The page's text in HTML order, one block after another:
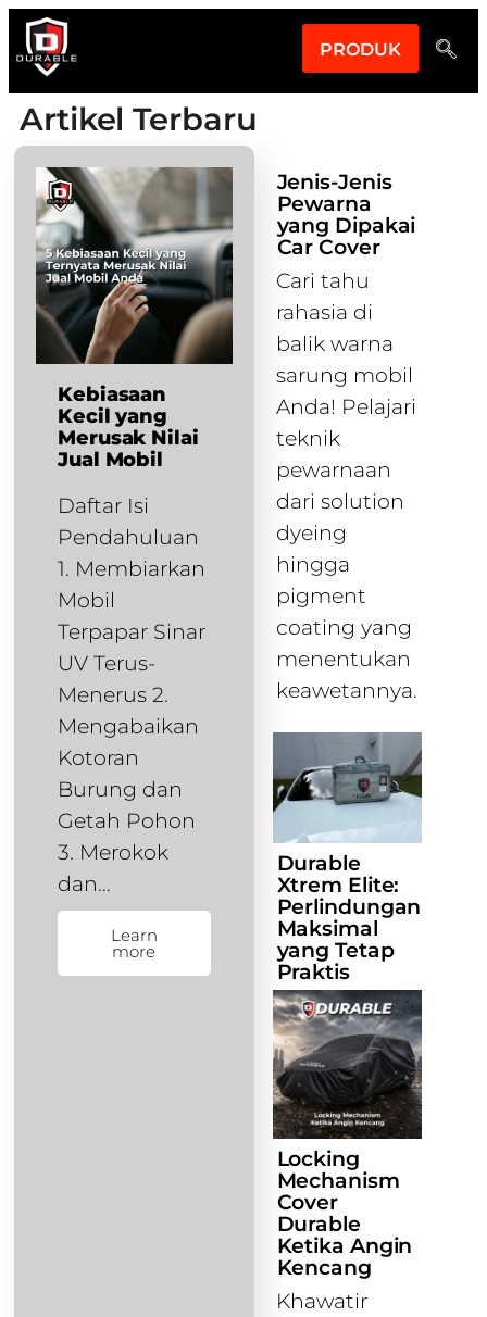
PRODUK
Artikel Terbaru
Kebiasaan
Kecil yang
Merusak Nilai
Jual Mobil
Daftar Isi
Pendahuluan
1. Membiarkan
Mobil
Terpapar Sinar
UV Terus-
Menerus 2.
Mengabaikan
Kotoran
Burung dan
Getah Pohon
3. Merokok
dan…
Learn
more
Jenis-Jenis
Pewarna
yang Dipakai
Car Cover
Cari tahu
rahasia di
balik warna
sarung mobil
Anda! Pelajari
teknik
pewarnaan
dari solution
dyeing
hingga
pigment
coating yang
menentukan
keawetannya.
Durable
Xtrem Elite:
Perlindungan
Maksimal
yang Tetap
Praktis
Locking
Mechanism
Cover
Durable
Ketika Angin
Kencang
Khawatir